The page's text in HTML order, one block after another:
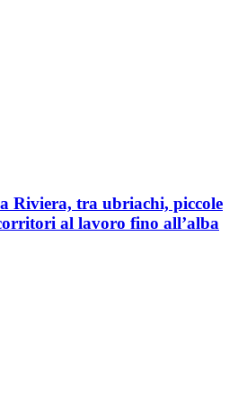
Riviera, tra ubriachi, piccole
al lavoro fino all’alba